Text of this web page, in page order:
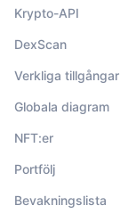
Krypto-API
DexScan
Verkliga tillgångar
Globala diagram
NFT:er
Portfölj
Bevakningslista